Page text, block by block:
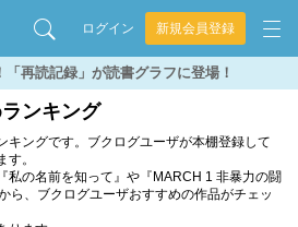
ログイン 新規会員登録
再読記録」が読書グラフに登場！
ンキング
キングです。ブクログユーザが本棚登録して
。
私の名前を知って』や『MARCH 1 非暴力の闘
ら、ブクログユーザおすすめの作品がチェッ